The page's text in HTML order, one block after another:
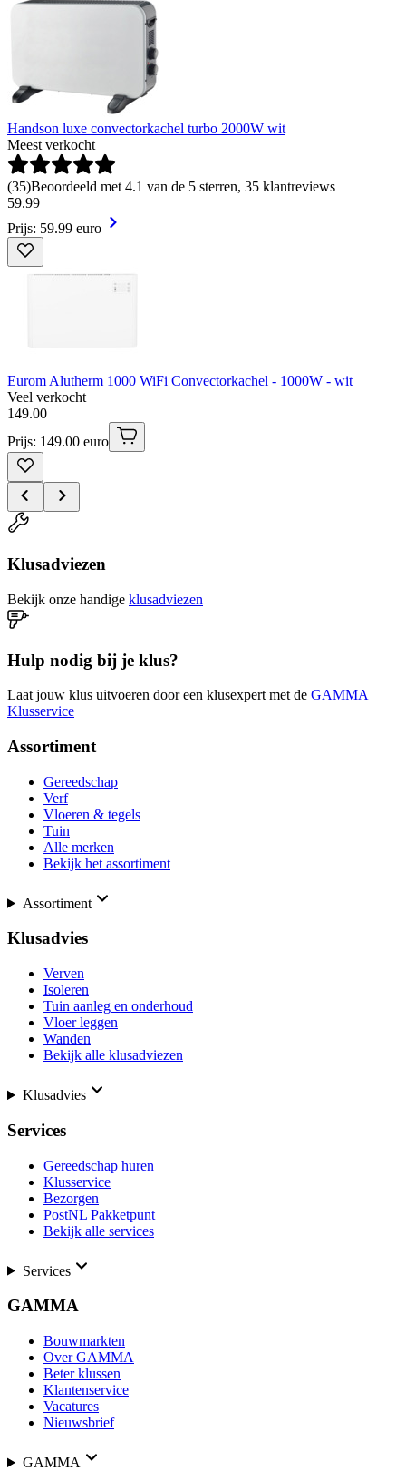
Handson luxe convectorkachel turbo 2000W wit
Meest verkocht
(35)Beoordeeld met 4.1 van de 5 sterren, 35 klantreviews
59.99
Prijs: 59.99 euro
Eurom Alutherm 1000 WiFi Convectorkachel - 1000W - wit
Veel verkocht
149.00
Prijs: 149.00 euro
Klusadviezen
Bekijk onze handige klusadviezen
Hulp nodig bij je klus?
Laat jouw klus uitvoeren door een klusexpert met de GAMMA
Klusservice
Assortiment
Gereedschap
Verf
Vloeren & tegels
Tuin
Alle merken
Bekijk het assortiment
Assortiment
Klusadvies
Verven
Isoleren
Tuin aanleg en onderhoud
Vloer leggen
Wanden
Bekijk alle klusadviezen
Klusadvies
Services
Gereedschap huren
Klusservice
Bezorgen
PostNL Pakketpunt
Bekijk alle services
Services
GAMMA
Bouwmarkten
Over GAMMA
Beter klussen
Klantenservice
Vacatures
Nieuwsbrief
GAMMA